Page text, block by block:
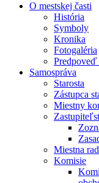
O mestskej časti
História
Symboly
Kronika
Fotogaléria
Predpoveď
Samospráva
Starosta
Zástupca
Miestny
Miestna
Komisie